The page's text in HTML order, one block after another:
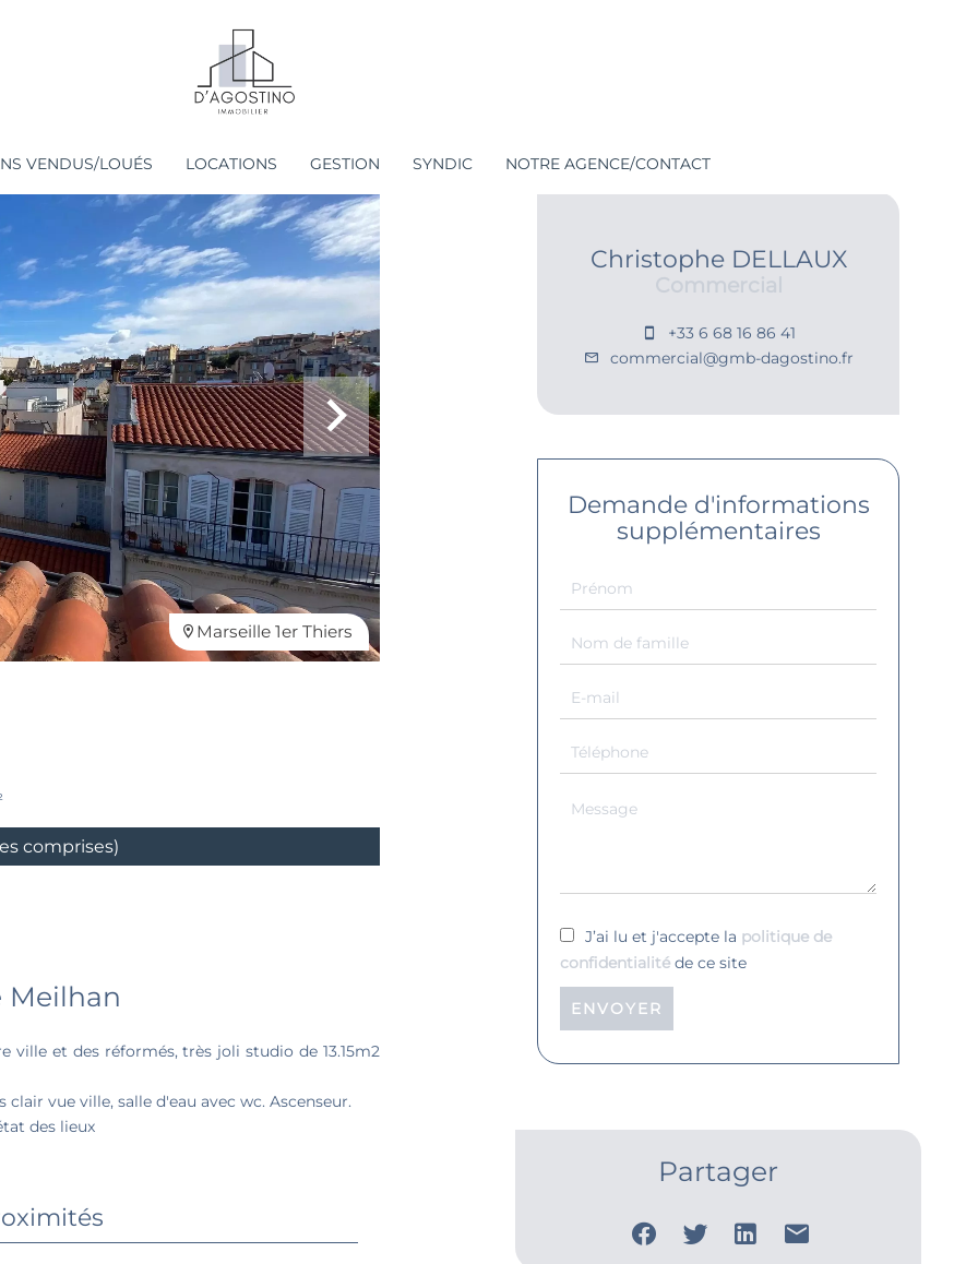
VENDUS/LOUÉS LOCATIONS GESTION SYNDIC NOTRE AGENCE/CONTACT
Marseille 1er Thiers
comprises)
Meilhan
ville et des réformés, très joli studio de 13.15m2
vue ville, salle d'eau avec wc. Ascenseur.
des lieux
Christophe DELLAUX
Commercial
+33 6 68 16 86 41
commercial@gmb-dagostino.fr
Demande d'informations
supplémentaires
J’ai lu et j'accepte la politique de
confidentialité de ce site
ENVOYER
Partager